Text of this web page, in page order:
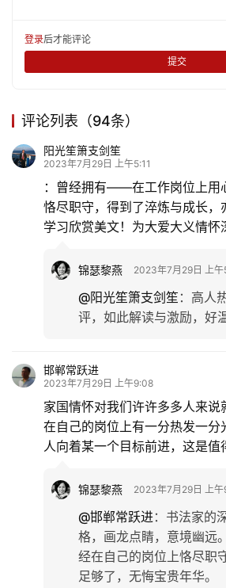
登录后才能评论
提交
评论列表（94条）
阳光笙箫支剑笙
2023年7月29日 上午5:11
：曾经拥有——在工作岗位上用
恪尽职守，得到了淬炼与成长，
学习欣赏美文！为大爱大义情怀
锦瑟黎燕 2023年7月29日 上午
@阳光笙箫支剑笙 ： 高人
评，如此解读与激励，好
邯郸常跃进
2023年7月29日 上午9:08
家国情怀对我们许许多多人来说
在自己的岗位上有一分热发一分
人向着某一个目标前进，这是值
锦瑟黎燕 2023年7月29日 上午
@邯郸常跃进： 书法家的
格，画龙点睛，意境幽远
经在自己的岗位上恪尽职
足够了，无悔宝贵年华。